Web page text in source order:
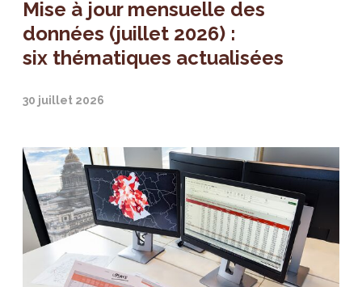
Mise à jour mensuelle des
données (juillet 2026) :
six thématiques actualisées
30 juillet 2026